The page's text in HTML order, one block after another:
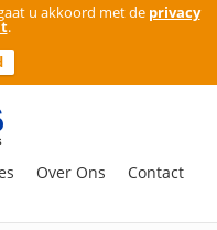
u akkoord met de privacy
.
Over Ons Contact